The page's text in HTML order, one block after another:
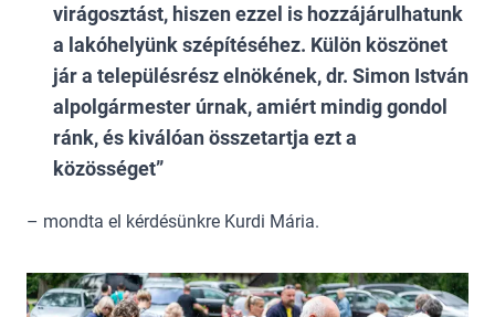
virágosztást, hiszen ezzel is hozzájárulhatunk
a lakóhelyünk szépítéséhez. Külön köszönet
jár a településrész elnökének, dr. Simon István
alpolgármester úrnak, amiért mindig gondol
ránk, és kiválóan összetartja ezt a
közösséget
– mondta el kérdésünkre Kurdi Mária.